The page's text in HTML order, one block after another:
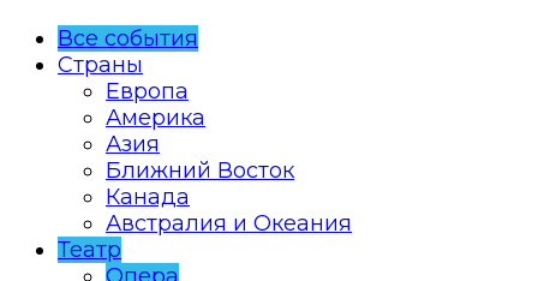
Все события
Страны
Европа
Америка
Азия
Ближний Восток
Канада
Австралия и Океания
Театр